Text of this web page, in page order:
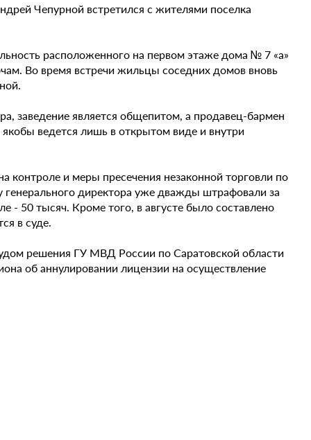
Чепурной встретился с жителями поселка
расположенного на первом этаже дома № 7 «а»
Во время встречи жильцы соседних домов вновь
заведение является общепитом, а продавец-бармен
ведется лишь в открытом виде и внутри
контроле и меры пресечения незаконной торговли по
генерального директора уже дважды штрафовали за
- 50 тысяч. Кроме того, в августе было составлено
в суде.
решения ГУ МВД России по Саратовской области
об аннулировании лицензии на осуществление